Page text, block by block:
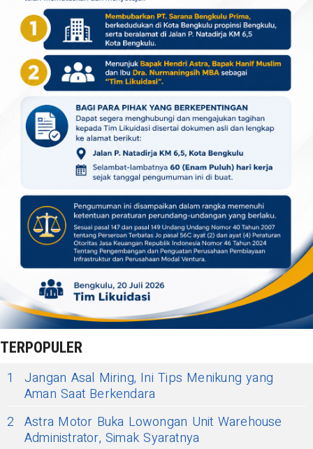
TERPOPULER
1
Jangan Asal Miring, Ini Tips Menikung yang
Aman Saat Berkendara
2 Astra Motor Buka Lowongan Unit Warehouse
Administrator, Simak Syaratnya